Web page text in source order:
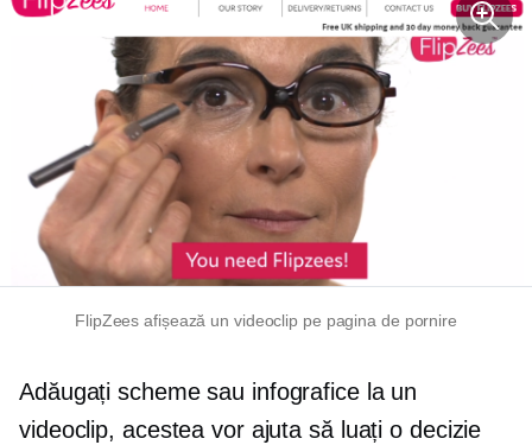
FlipZees afișează un videoclip pe pagina de pornire
Adăugați scheme sau infografice la un
videoclip, acestea vor ajuta să luați o decizie